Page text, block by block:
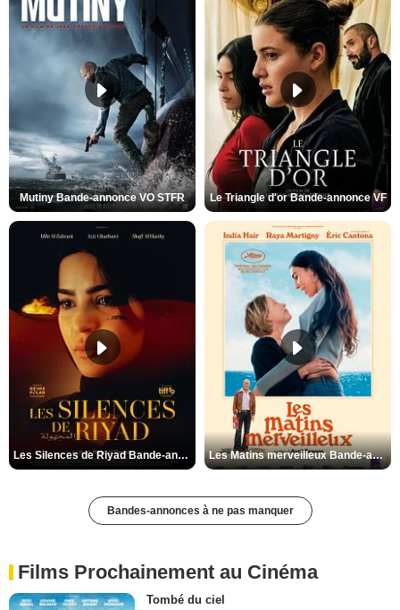
Mutiny Bande-annonce VO STFR Le Triangle d'or Bande-annonce VF
Les Silences de Riyad Bande-annonce VO STFR Les Matins merveilleux Bande-annonce VF
Bandes-annonces à ne pas manquer
Films Prochainement au Cinéma
Tombé du ciel